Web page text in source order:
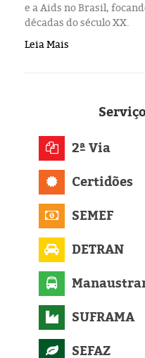
e a Aids no Brasil,
décadas do século XX.
Leia Mais
2ª Via
Certidões
SEMEF
DETRAN
SUFRAMA
SEFAZ